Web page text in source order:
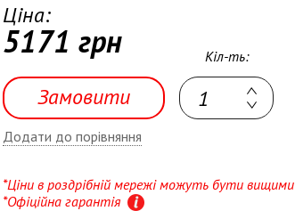
Ціна:
5171 грн
Замовити
Кіл-ть:
Додати до порівняння
*Ціни в роздрібній мережі можуть бути вищими
*Офіційна гарантія